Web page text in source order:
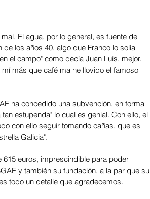
El agua, por lo general, es fuente de
los años 40, algo que Franco lo solía
el campo" como decía Juan Luis, mejor.
más que café ma he llovido el famoso
ha concedido una subvención, en forma
estupenda" lo cual es genial. Con ello, el
con ello seguir tomando cañas, que es
Galicia".
euros, imprescindible para poder
y también su fundación, a la par que su
todo un detalle que agradecemos.